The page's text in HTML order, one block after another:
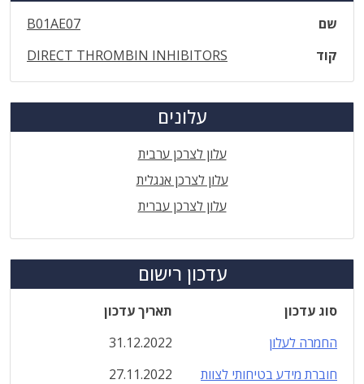
שם
B01AE07
קוד
DIRECT THROMBIN INHIBITORS
עלונים
עלון לצרכן ערבית
עלון לצרכן אנגלית
עלון לצרכן עברית
עדכון רישום
סוג עדכון
תאריך עדכון
החמרה לעלון
31.12.2022
חוברת מידע בטיחותי לצוות
27.11.2022